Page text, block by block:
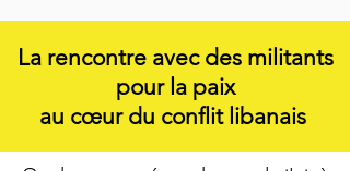
La rencontre avec des militants
pour la paix
au cœur du conflit libanais